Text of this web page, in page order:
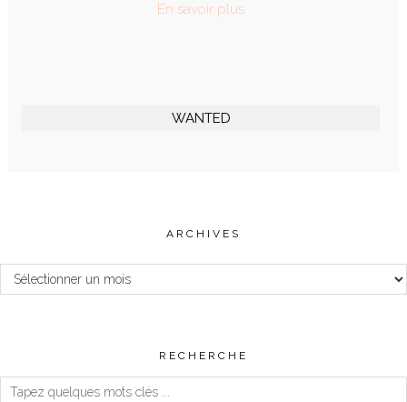
En savoir plus
WANTED
ARCHIVES
Archives
RECHERCHE